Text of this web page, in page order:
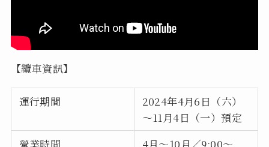
【纜車資訊】
運行期間
2024年4月6日（六）
～11月4日（一）預定
營業時間
4月～10月／9:00～